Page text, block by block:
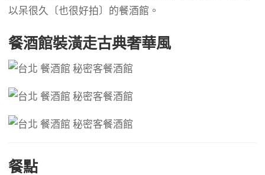
以呆很久〔也很好拍〕的餐酒館。
餐酒館裝潢走古典奢華風
餐點